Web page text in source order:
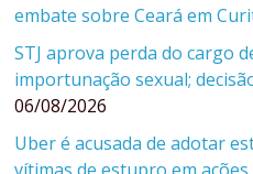
embate sobre Ceará em
STJ aprova perda do cargo
importunação sexual;
06/08/2026
Uber é acusada de adotar